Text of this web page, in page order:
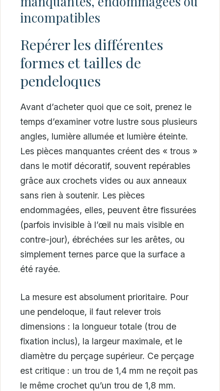
incompatibles
Repérer les différentes
formes et tailles de
pendeloques
Avant d’acheter quoi que ce soit, prenez le
temps d’examiner votre lustre sous plusieurs
angles, lumière allumée et lumière éteinte.
Les pièces manquantes créent des « trous »
dans le motif décoratif, souvent repérables
grâce aux crochets vides ou aux anneaux
sans rien à soutenir. Les pièces
endommagées, elles, peuvent être fissurées
(parfois invisible à l’œil nu mais visible en
contre-jour), ébréchées sur les arêtes, ou
simplement ternes parce que la surface a
été rayée.
La mesure est absolument prioritaire. Pour
une pendeloque, il faut relever trois
dimensions : la longueur totale (trou de
fixation inclus), la largeur maximale, et le
diamètre du perçage supérieur. Ce perçage
est critique : un trou de 1,4 mm ne reçoit pas
le même crochet qu’un trou de 1,8 mm.